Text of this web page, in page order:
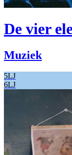
De vier
Muziek
5LJ
6LJ